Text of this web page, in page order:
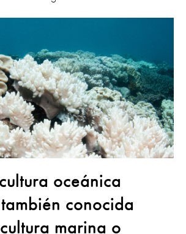
oceánica
conocida
marina o